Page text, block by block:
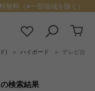
無料（※一部地域を除く）
) ハイボード
テレビ台
検索結果